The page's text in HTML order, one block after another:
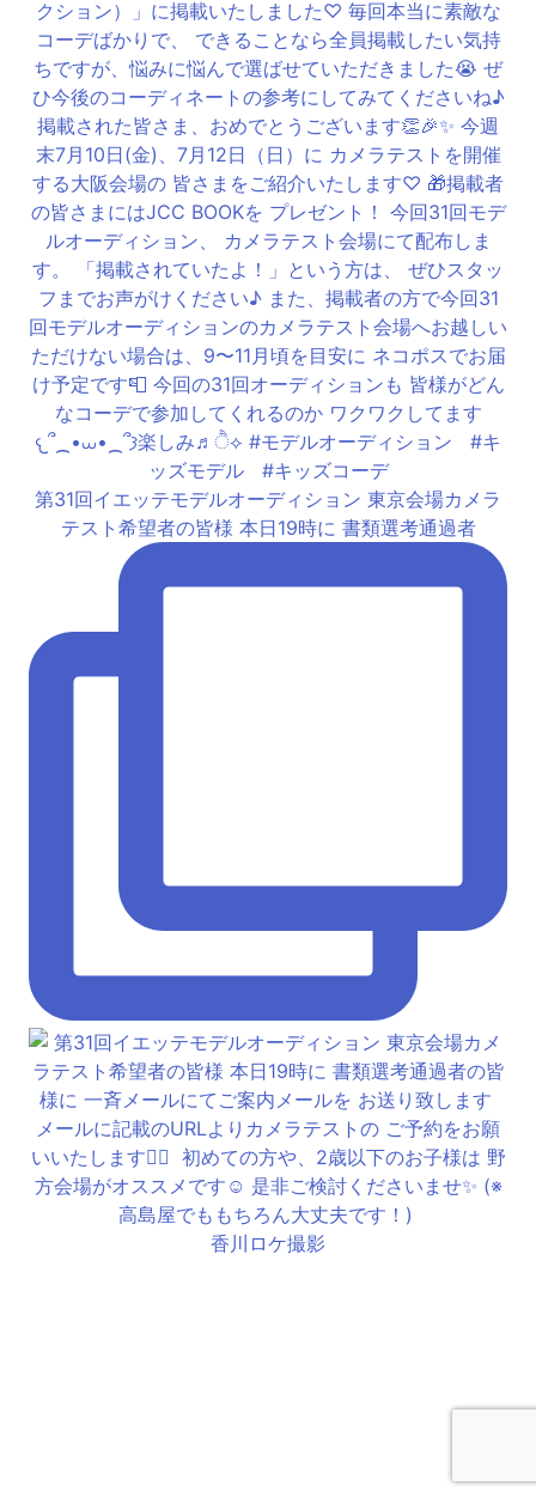
第31回イエッテモデルオーディション 東京会場カメラ
テスト希望者の皆様 本日19時に 書類選考通過者
香川ロケ撮影